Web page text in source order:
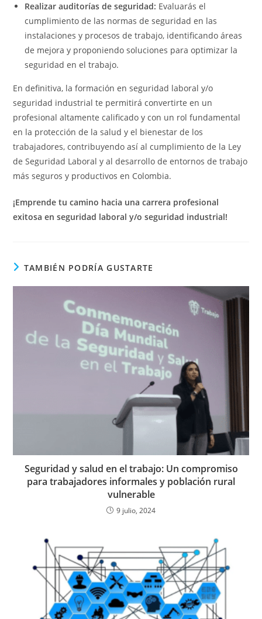
Realizar auditorías de seguridad: Evaluarás el
cumplimiento de las normas de seguridad en las
instalaciones y procesos de trabajo, identificando áreas
de mejora y proponiendo soluciones para optimizar la
seguridad en el trabajo.
En definitiva, la formación en seguridad laboral y/o
seguridad industrial te permitirá convertirte en un
profesional altamente calificado y con un rol fundamental
en la protección de la salud y el bienestar de los
trabajadores, contribuyendo así al cumplimiento de la Ley
de Seguridad Laboral y al desarrollo de entornos de trabajo
más seguros y productivos en Colombia.
¡Emprende tu camino hacia una carrera profesional
exitosa en seguridad laboral y/o seguridad industrial!
TAMBIÉN PODRÍA GUSTARTE
Seguridad y salud en el trabajo: Un compromiso
para trabajadores informales y población rural
vulnerable
9 julio, 2024